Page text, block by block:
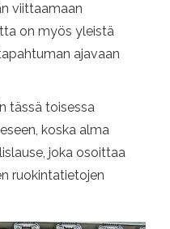
viittaamaan
on myös yleistä
ajavaan
tässä toisessa
koska alma
joka osoittaa
ruokintatietojen